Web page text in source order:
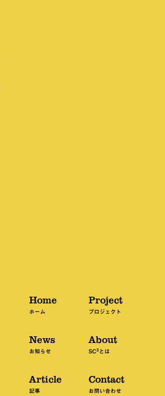
Home
ホーム
News
お知らせ
Article
記事
Project
プロジェクト
About
SC3とは
Contact
お問い合わせ